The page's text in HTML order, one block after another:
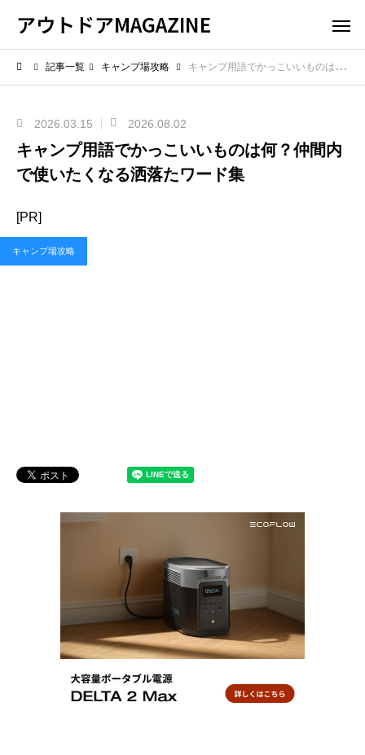
アウトドアMAGAZINE
記事一覧 キャンプ場攻略 キャンプ用語でかっこいいものは何？仲間内で使いたくなる洒落たワード集
2026.03.15 2026.08.02
キャンプ用語でかっこいいものは何？仲間内
で使いたくなる洒落たワード集
[PR]
キャンプ場攻略